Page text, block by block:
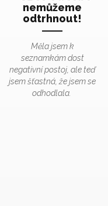
nemůžeme
odtrhnout!
Měla jsem k
seznamkám dost
negativní postoj, ale teď
jsem šťastná, že jsem se
odhodlala.